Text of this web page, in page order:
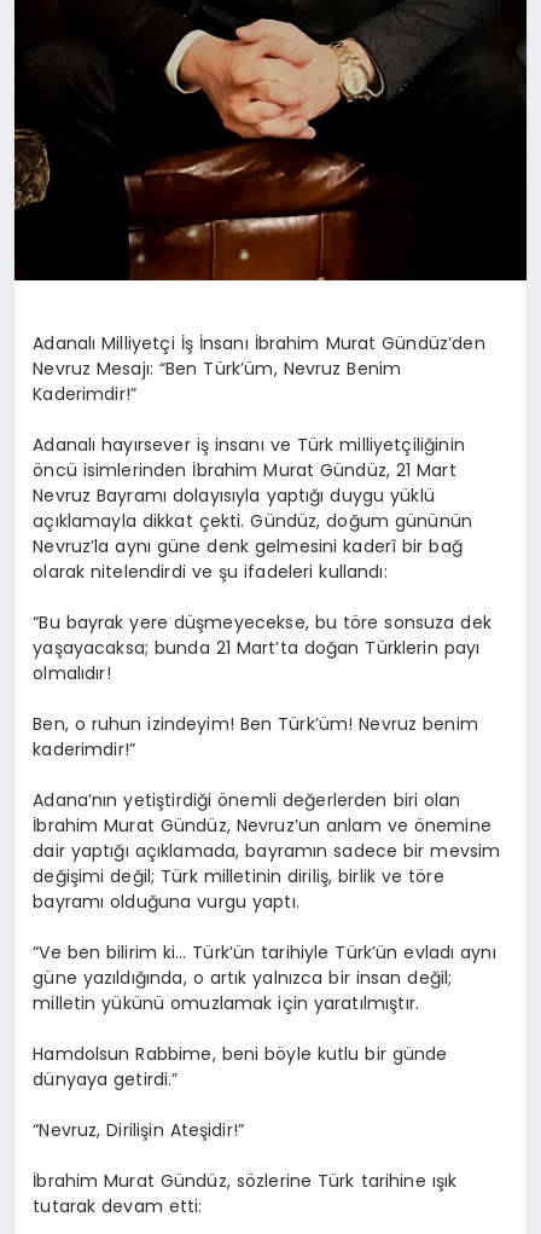
Adanalı Milliyetçi İş İnsanı İbrahim Murat Gündüz’den
Nevruz Mesajı: “Ben Türk’üm, Nevruz Benim
Kaderimdir!”
Adanalı hayırsever iş insanı ve Türk milliyetçiliğinin
öncü isimlerinden İbrahim Murat Gündüz, 21 Mart
Nevruz Bayramı dolayısıyla yaptığı duygu yüklü
açıklamayla dikkat çekti. Gündüz, doğum gününün
Nevruz’la aynı güne denk gelmesini kaderî bir bağ
olarak nitelendirdi ve şu ifadeleri kullandı:
“Bu bayrak yere düşmeyecekse, bu töre sonsuza dek
yaşayacaksa; bunda 21 Mart’ta doğan Türklerin payı
olmalıdır!
Ben, o ruhun izindeyim! Ben Türk’üm! Nevruz benim
kaderimdir!”
Adana’nın yetiştirdiği önemli değerlerden biri olan
İbrahim Murat Gündüz, Nevruz’un anlam ve önemine
dair yaptığı açıklamada, bayramın sadece bir mevsim
değişimi değil; Türk milletinin diriliş, birlik ve töre
bayramı olduğuna vurgu yaptı.
“Ve ben bilirim ki… Türk’ün tarihiyle Türk’ün evladı aynı
güne yazıldığında, o artık yalnızca bir insan değil;
milletin yükünü omuzlamak için yaratılmıştır.
Hamdolsun Rabbime, beni böyle kutlu bir günde
dünyaya getirdi.”
“Nevruz, Dirilişin Ateşidir!”
İbrahim Murat Gündüz, sözlerine Türk tarihine ışık
tutarak devam etti: